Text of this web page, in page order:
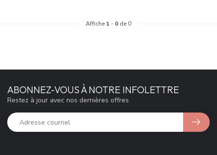
Affiche 1 - 0 de 0
ABONNEZ-VOUS À NOTRE INFOLETTRE
Restez à jour avec nos dernières offres